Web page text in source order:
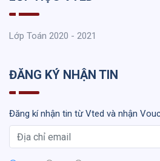
Lớp Toán 2020 - 2021
ĐĂNG KÝ NHẬN TIN
Đăng kí nhận tin từ Vted và nhận